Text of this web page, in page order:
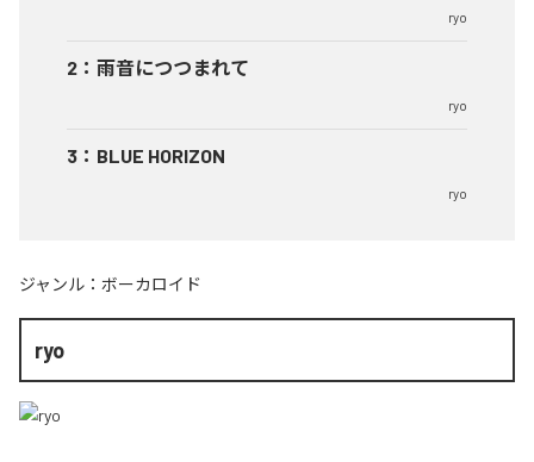
ryo
2 ： 雨音につつまれて
ryo
3 ： BLUE HORIZON
ryo
ジャンル： ボーカロイド
ryo